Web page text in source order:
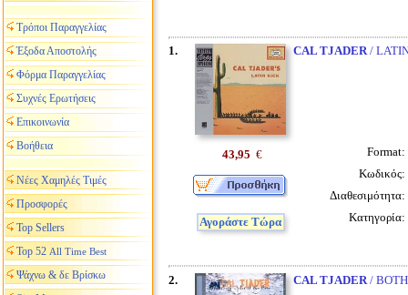
Τρόποι Παραγγελίας
Έξοδα Αποστολής
Φόρμα Παραγγελίας
Συχνές Ερωτήσεις
Επικοινωνία
Βοήθεια
Νέες Χαμηλές Τιμές
Προσφορές
Top Sellers
Top 52 All Time Best
Ψάχνω & δε Βρίσκω
1. CAL TJADER/
43,95 €
Αγοράστε Τώρα
Format:
Κωδικός:
Διαθεσιμότητα:
Κατηγορία:
2. CAL TJADER /